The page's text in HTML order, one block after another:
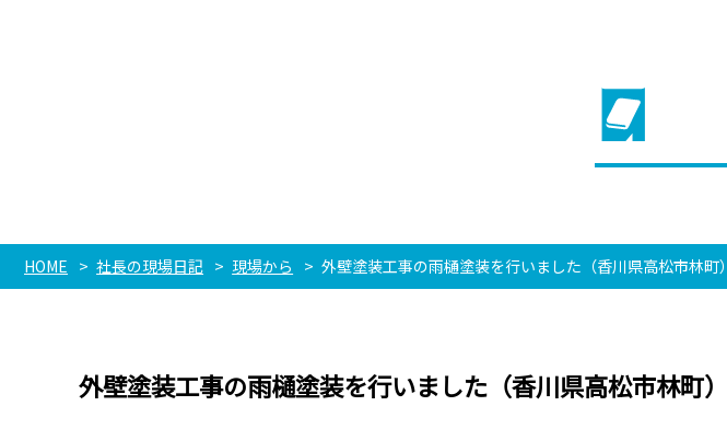
HOME 社長の現場日記 現場から 外壁塗装工事の雨樋塗装を行いました（香川県高松市林町）
外壁塗装工事の雨樋塗装を行いました（香川県高松市林町）